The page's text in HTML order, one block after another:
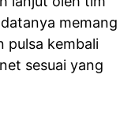
memang
pulsa kembali
sesuai yang